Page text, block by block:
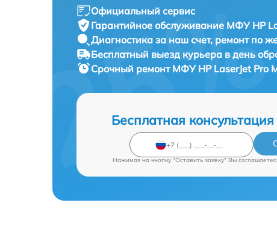
Официальный сервис
Гарантийное обслуживание МФУ HP
Диагностика за наш счет, ремонт по
Бесплатный выезд курьера в день
Срочный ремонт МФУ HP LaserJet Pro
Бесплатная
Нажимая на кнопку "Оставить заявку" Вы